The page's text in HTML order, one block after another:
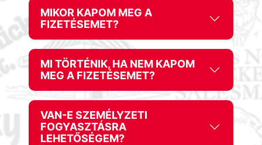
MIKOR KAPOM MEG A
FIZETÉSEMET?
MI TÖRTÉNIK, HA NEM KAPOM
MEG A FIZETÉSEMET?
VAN-E SZEMÉLYZETI
FOGYASZTÁSRA
LEHETŐSÉGEM?